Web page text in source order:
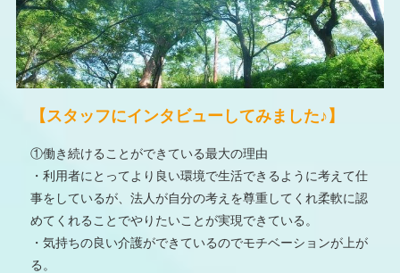
【スタッフにインタビューしてみました♪】
①働き続けることができている最大の理由
・利用者にとってより良い環境で生活できるように考えて仕
事をしているが、法人が自分の考えを尊重してくれ柔軟に認
めてくれることでやりたいことが実現できている。
・気持ちの良い介護ができているのでモチベーションが上が
る。